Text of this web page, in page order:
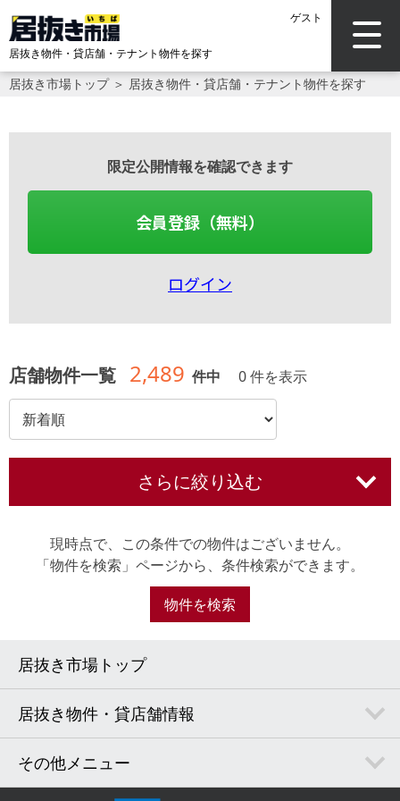
ゲスト
居抜き物件・貸店舗・ テナント物件を探す
居抜き市場トップ＞ 居抜き物件・貸店舗・テナント物件を探す
限定公開情報を確認できます
会員登録（無料）
ログイン
店舗物件一覧 2,489 件中 0 件を表示
さらに絞り込む
現時点で、この条件での物件はございません。
「物件を検索」ページから、条件検索ができます。
物件を検索
居抜き市場トップ
居抜き物件・貸店舗情報
その他メニュー